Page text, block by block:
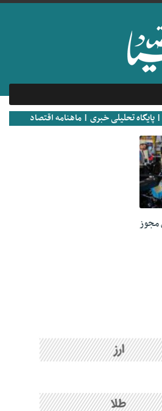
تحلیلی خبری | ماهنامه اقتصاد
مجوز